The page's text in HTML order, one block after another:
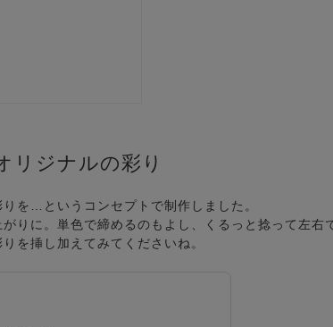
リジナルの彩り
を…というコンセプトで制作しました。
りに。単色で締めるのもよし、くるっと捻って左右
を挿し加えてみてくださいね。